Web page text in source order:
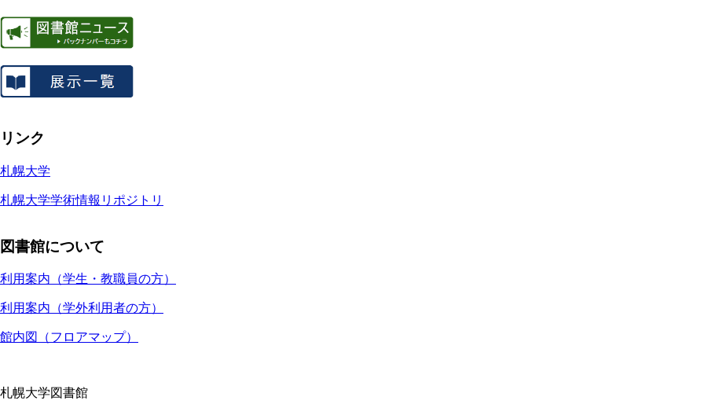
リンク
札幌大学
札幌大学学術情報リポジトリ
図書館について
利用案内（学生・教職員の方）
利用案内（学外利用者の方）
館内図（フロアマップ）
札幌大学図書館